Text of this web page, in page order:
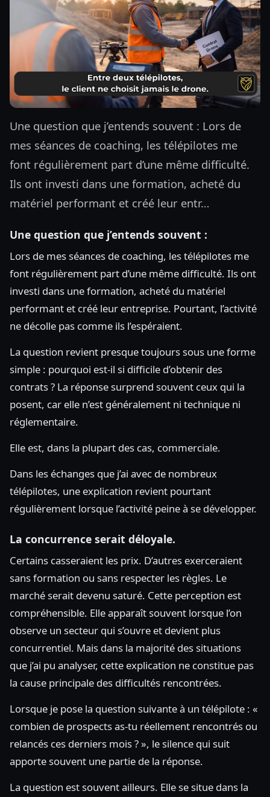
Une question que j’entends souvent : Lors de
mes séances de coaching, les télépilotes me
font régulièrement part d’une même difficulté.
Ils ont investi dans une formation, acheté du
matériel performant et créé leur entr…
Une question que j’entends souvent :
Lors de mes séances de coaching, les télépilotes me
font régulièrement part d’une même difficulté. Ils ont
investi dans une formation, acheté du matériel
performant et créé leur entreprise. Pourtant, l’activité
ne décolle pas comme ils l’espéraient.
La question revient presque toujours sous une forme
simple : pourquoi est-il si difficile d’obtenir des
contrats ? La réponse surprend souvent ceux qui la
posent, car elle n’est généralement ni technique ni
réglementaire.
Elle est, dans la plupart des cas, commerciale.
Dans les échanges que j’ai avec de nombreux
télépilotes, une explication revient pourtant
régulièrement lorsque l’activité peine à se développer.
La concurrence serait déloyale.
Certains casseraient les prix. D’autres exerceraient
sans formation ou sans respecter les règles. Le
marché serait devenu saturé. Cette perception est
compréhensible. Elle apparaît souvent lorsque l’on
observe un secteur qui s’ouvre et devient plus
concurrentiel. Mais dans la majorité des situations
que j’ai pu analyser, cette explication ne constitue pas
la cause principale des difficultés rencontrées.
Lorsque je pose la question suivante à un télépilote : «
combien de prospects as-tu réellement rencontrés ou
relancés ces derniers mois ? », le silence qui suit
apporte souvent une partie de la réponse.
La question est souvent ailleurs. Elle se situe dans la